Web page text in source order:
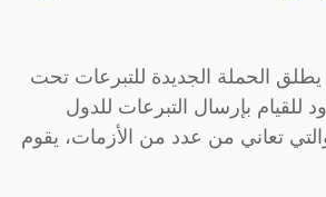
الحملة الجديدة للتبرعات تحت
للقيام بإرسال التبرعات للدول
والتي تعاني من عدد من الأزمات، يقوم